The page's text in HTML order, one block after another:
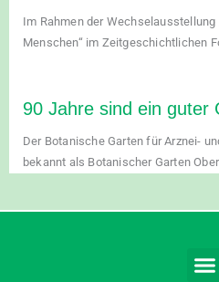
Im Rahmen der Wechselausstellung
Menschen“ im Zeitgeschichtlichen
90 Jahre sind ein guter
Der Botanische Garten für Arznei-
bekannt als Botanischer Garten